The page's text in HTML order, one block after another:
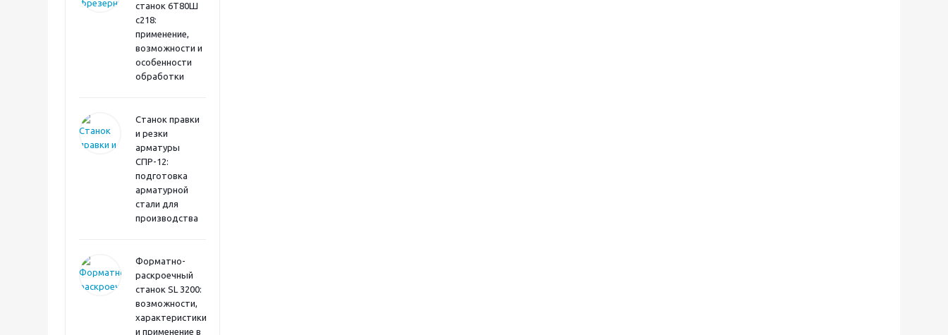
станок 6Т80Ш
с218:
применение,
возможности и
особенности
обработки
Станок правки
и резки
арматуры
СПР-12:
подготовка
арматурной
стали для
производства
Форматно-
раскроечный
станок SL 3200:
возможности,
характеристики
и применение в